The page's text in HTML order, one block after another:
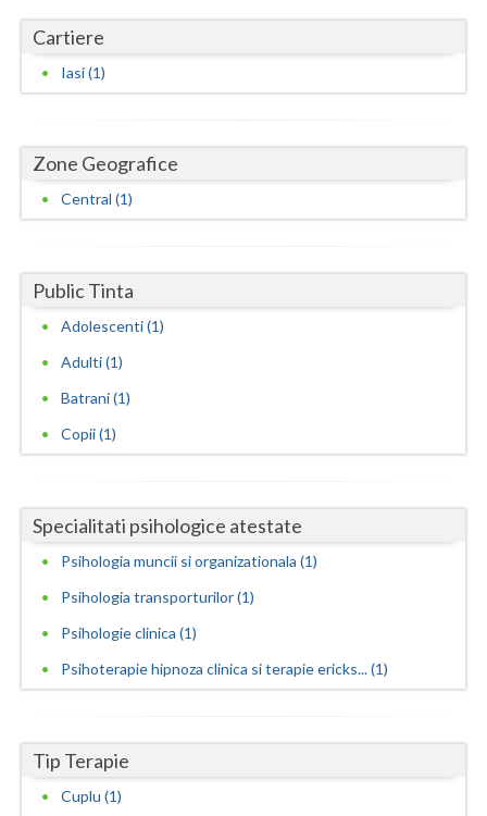
Iasi
Maramures
Mehedinti
Mures
Neamt
Olt
Prahova
Salaj
Sibiu
Valcea
Vaslui
Cartiere
Iasi (1)
Zone Geografice
Central (1)
Public Tinta
Adolescenti (1)
Adulti (1)
Batrani (1)
Copii (1)
Specialitati psihologice atestate
Psihologia muncii si organizationala (1)
Psihologia transporturilor (1)
Psihologie clinica (1)
Psihoterapie hipnoza clinica si terapie ericks... (1)
Tip Terapie
Cuplu (1)